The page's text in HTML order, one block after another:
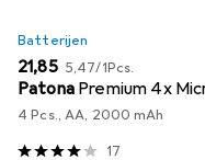
Batterijen
EUR
21,85 EUR
5,47/1Pcs.
Patona Premium 4x
4 Pcs., AA, 2000 mAh
17